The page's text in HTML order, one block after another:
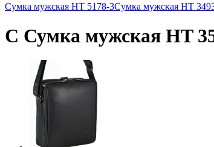
Сумка мужская HT 5178-3Сумка мужская HT
С Сумка мужская HT